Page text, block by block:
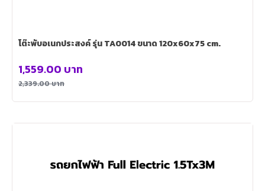
โต๊ะพับอเนกประสงค์ รุ่น TA0014 ขนาด 120x60x75 cm.
2,339.00บาท
1,559.00 บาท